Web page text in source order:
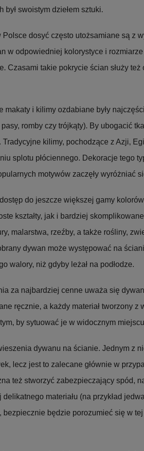
był swoistym dziełem sztuki.
dosyć często utożsamiane są z
w odpowiedniej kolorystyce i
Czasami takie pokrycie ścian służy
makaty i kilimy ozdabiane były
romby czy trójkąty). By ubogacić
Tradycyjne kilimy, pochodzące z Azji,
splotu płóciennego. Dekoracje tego
motywów zaczęły wyróżniać
do jeszcze większej gamy
kształty, jak i bardziej
malarstwa, rzeźby, a także rośliny,
dywan może występować na
walory, niż gdyby leżał na podłodze.
za najbardziej cenne uważa się
ręcznie, a każdy materiał tworzony z
by sytuować je w widocznym
dywanu na ścianie. Jednym z
lecz jest to zalecane głównie w
też stworzyć zabezpieczający spód,
materiału (na przykład
bezpiecznie będzie porozumieć się w